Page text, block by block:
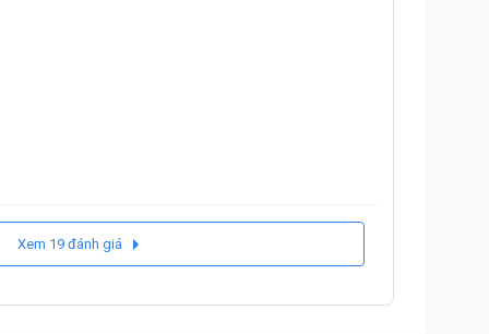
Xem 19 đánh giá